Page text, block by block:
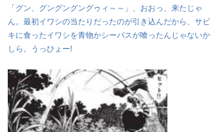
「グン、グングングングゥィ～～」、おおっ、来たじゃ
ん。最初イワシの当たりだったのが引き込んだから、サビ
キに食ったイワシを青物かシーバスが喰ったんじゃないか
しら。うっひょー!